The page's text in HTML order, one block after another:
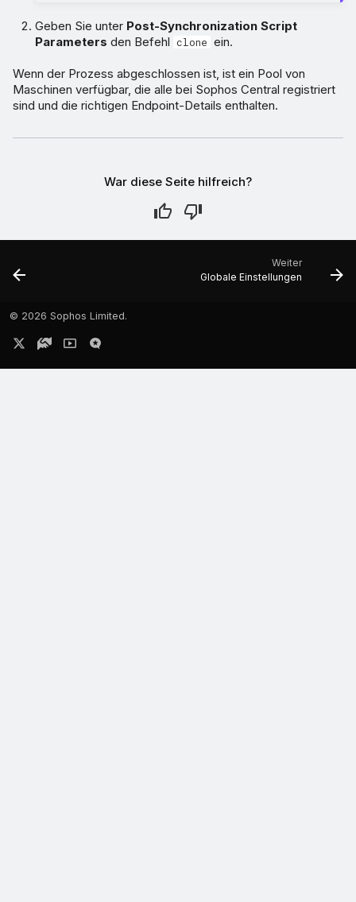
Geben Sie unter Post-Synchronization Script
Parameters den Befehl clone ein.
Wenn der Prozess abgeschlossen ist, ist ein Pool von
Maschinen verfügbar, die alle bei Sophos Central registriert
sind und die richtigen Endpoint-Details enthalten.
War diese Seite hilfreich?
Weiter
Globale Einstellungen
© 2026 Sophos Limited.